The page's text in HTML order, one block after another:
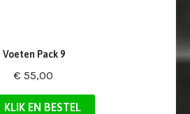
Voeten Pack 9
€ 55,00
KLIK EN BESTEL